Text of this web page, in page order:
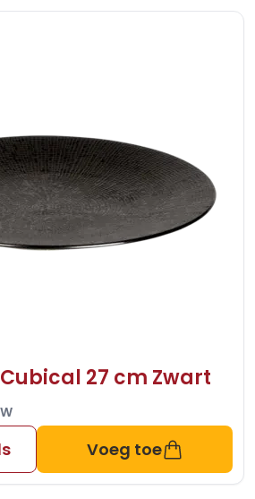
27 cm Zwart
Voeg toe